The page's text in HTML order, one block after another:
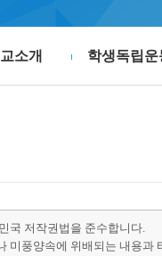
소개 학생독립운
국 저작권법을 준수합니다.
미풍양속에 위배되는 내용과